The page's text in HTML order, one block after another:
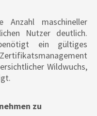
maschineller
Nutzer deutlich.
ein gültiges
Wildwuchs,
zu